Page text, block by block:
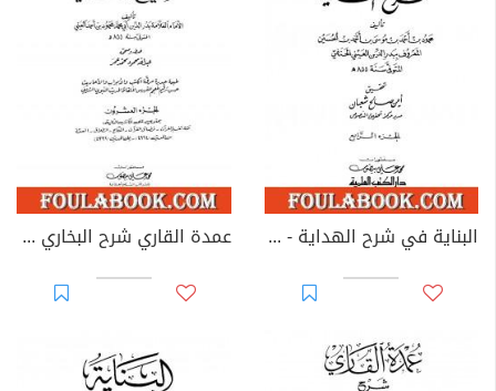
البناية في شرح الهداية - المجلد الرابع عمدة القاري شرح البخاري - الجزء العشرون